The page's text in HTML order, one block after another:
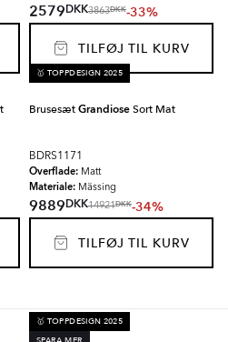
2579DKK3863DKK-33%
TILFØJ TIL KURV
🥇 TOPPDESIGN 2025
BrusesætGrandioseSort Mat
BDRS1171
Overflade: Matt
Materiale: Mässing
9889DKK14921DKK-34%
TILFØJ TIL KURV
🥇 TOPPDESIGN 2025